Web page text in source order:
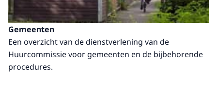
Gemeenten
Een overzicht van de dienstverlening van de
Huurcommissie voor gemeenten en de bijbehorende
procedures.